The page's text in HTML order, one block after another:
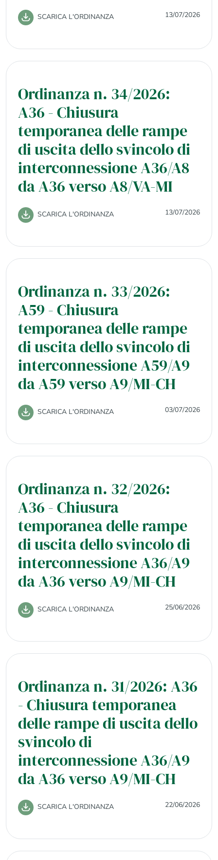
13/07/2026
SCARICA L'ORDINANZA
Ordinanza n. 34/2026:
A36 - Chiusura
temporanea delle rampe
di uscita dello svincolo di
interconnessione A36/A8
da A36 verso A8/VA-MI
13/07/2026
SCARICA L'ORDINANZA
Ordinanza n. 33/2026:
A59 - Chiusura
temporanea delle rampe
di uscita dello svincolo di
interconnessione A59/A9
da A59 verso A9/MI-CH
03/07/2026
SCARICA L'ORDINANZA
Ordinanza n. 32/2026:
A36 - Chiusura
temporanea delle rampe
di uscita dello svincolo di
interconnessione A36/A9
da A36 verso A9/MI-CH
25/06/2026
SCARICA L'ORDINANZA
Ordinanza n. 31/2026: A36
- Chiusura temporanea
delle rampe di uscita dello
svincolo di
interconnessione A36/A9
da A36 verso A9/MI-CH
22/06/2026
SCARICA L'ORDINANZA